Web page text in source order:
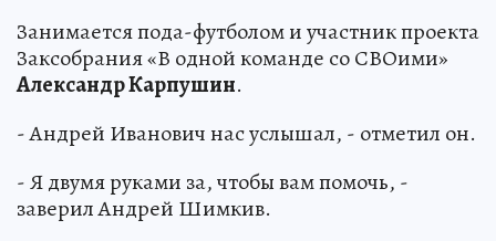
Занимается пода-футболом и участник проекта
Заксобрания «В одной команде со СВОими»
Александр Карпушин.
- Андрей Иванович нас услышал, - отметил он.
- Я двумя руками за, чтобы вам помочь, -
заверил Андрей Шимкив.